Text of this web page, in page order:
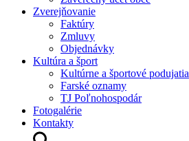
Zverejňovanie
Faktúry
Zmluvy
Objednávky
Kultúra a šport
Kultúrne a športové podujatia
Farské oznamy
TJ Poľnohospodár
Fotogalérie
Kontakty